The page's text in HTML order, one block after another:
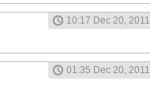
10:17 Dec 20, 2011
01:35 Dec 20, 2011